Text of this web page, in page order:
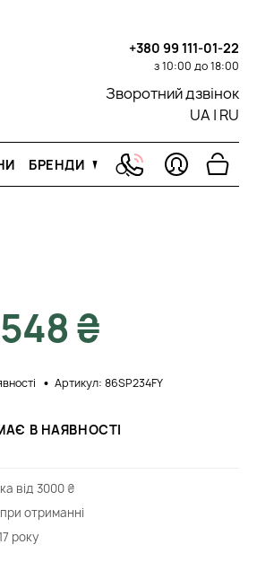
+380 99 111-01-22
з 10:00 до 18:00
Зворотний дзвінок
UA | RU
БРЕНДИ
548 ₴
Артикул: 86SP234FY
В НАЯВНОСТІ
від 3000 ₴
отриманні
року